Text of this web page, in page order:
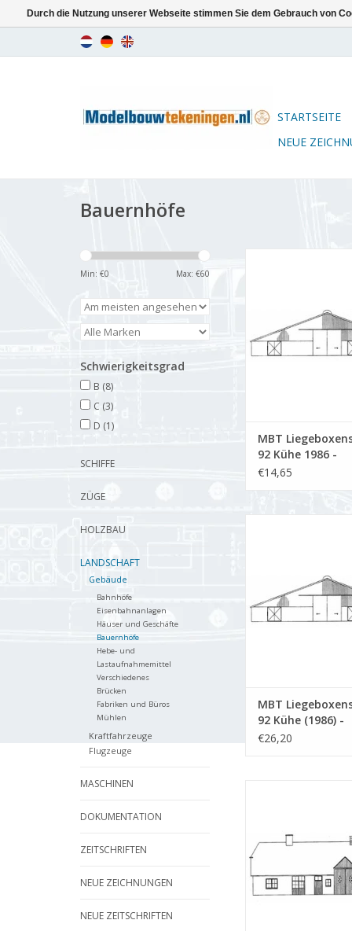
STARTSEITE
NEUE
Bauernhöfe
Min: €0 Max: €60
Schwierigkeitsgrad
B (8)
C (3)
D (1)
SCHIFFE
ZÜGE
HOLZBAU
LANDSCHAFT
Gebäude
Bahnhöfe
Eisenbahnanlagen
Häuser und Geschäfte
Bauernhöfe
Hebe- und
Lastaufnahmemittel
Verschiedenes
Brücken
Fabriken und Büros
Mühlen
Kraftfahrzeuge
Flugzeuge
MASCHINEN
DOKUMENTATION
ZEITSCHRIFTEN
NEUE ZEICHNUNGEN
NEUE ZEITSCHRIFTEN
ZUM WARENKORB
MBT
92 Kühe 1986 -
Bauzeichnung
€14,65
ZUM WARENKORB
MBT
92 Kühe (1986) -
Bauzeichnung
€26,20
ZUM WARENKORB
Durch die Nutzung unserer Webseite stimmen Sie dem Gebrauch von